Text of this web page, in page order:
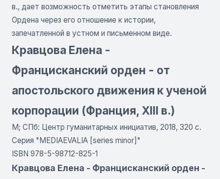
в., дает возможность отметить этапы становления
Ордена через его отношение к истории,
запечатленной в устном и письменном виде.
Кравцова Елена -
Францисканский орден - от
апостольского движения к ученой
корпорации (Франция, XIII в.)
М; СПб: Центр гуманитарных инициатив, 2018, 320 с.
Серия "MEDIAEVALIA [series minor]"
ISBN 978-5-98712-825-1
Кравцова Елена - Францисканский орден -